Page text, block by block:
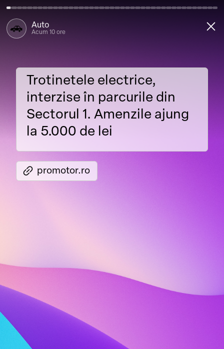
🚗 Auto
Acum 10 ore close
Trotinetele electrice,
interzise în parcurile din
Sectorul 1. Amenzile ajung
la 5.000 de lei
Trotinetele electrice,
interzise în parcurile din
Sectorul 1. Amenzile ajung
la 5.000 de lei
linkpromotor.ro